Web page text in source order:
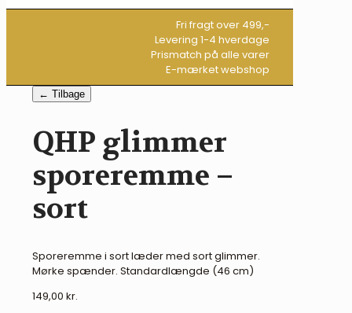
Fri fragt over 499,-
Levering 1-4 hverdage
Prismatch på alle varer
E-mærket webshop
← Tilbage
QHP glimmer
sporeremme –
sort
Sporeremme i sort læder med sort glimmer.
Mørke spænder. Standardlængde (46 cm)
149,00 kr.